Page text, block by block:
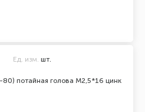
потайная голова М2,5*16 цинк
Ед. изм. шт.